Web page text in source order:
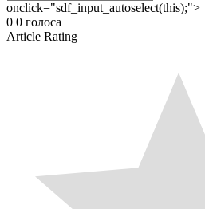
onclick="sdf_input_autoselect(this);">
0 0 голоса
Article Rating